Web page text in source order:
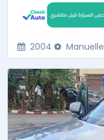
2004 Manuelle